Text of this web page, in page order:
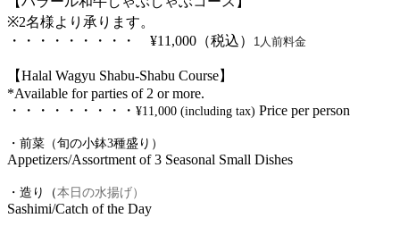
※2名様より承ります。
・・・・・・・・・ ¥11,000（税込）
1人前料金
【Halal Wagyu Shabu-Shabu Course】
*Available for parties of 2 or more.
・・・・・・・・・ ¥11,000 (including tax) Price per person
・前菜（旬の小鉢3種盛り）
Appetizers/Assortment of 3 Seasonal Small Dishes
・造り（本日の水揚げ）
Sashimi/Catch of the Day